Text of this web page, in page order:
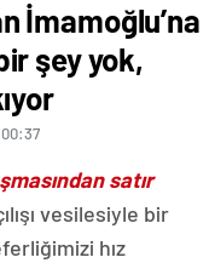
İmamoğlu’na
şey yok,
00:37
satır
vesilesiyle bir
hız